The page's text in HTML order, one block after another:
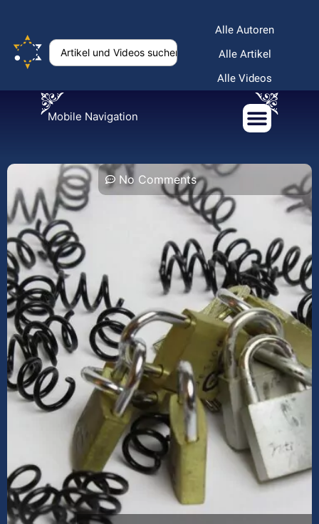
Alle Autoren
Alle Artikel
Alle Videos
Mobile Navigation
No Comments